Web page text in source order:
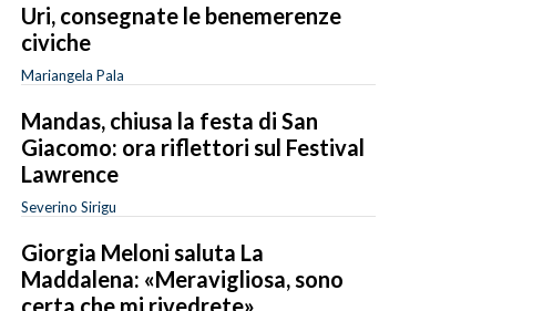
Uri, consegnate le benemerenze
civiche
Mariangela Pala
Mandas, chiusa la festa di San
Giacomo: ora riflettori sul Festival
Lawrence
Severino Sirigu
Giorgia Meloni saluta La
Maddalena: «Meravigliosa, sono
certa che mi rivedrete»